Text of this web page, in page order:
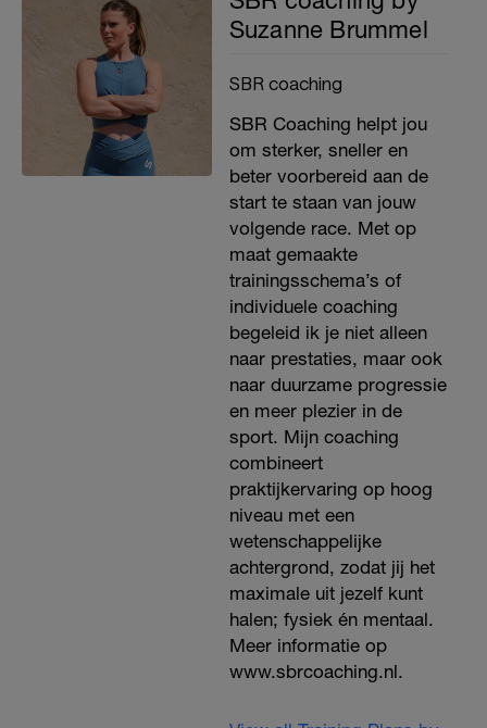
Suzanne Brummel
SBR coaching
SBR Coaching helpt jou
om sterker, sneller en
beter voorbereid aan de
start te staan van jouw
volgende race. Met op
maat gemaakte
trainingsschema’s of
individuele coaching
begeleid ik je niet alleen
naar prestaties, maar ook
naar duurzame progressie
en meer plezier in de
sport. Mijn coaching
combineert
praktijkervaring op hoog
niveau met een
wetenschappelijke
achtergrond, zodat jij het
maximale uit jezelf kunt
halen; fysiek én mentaal.
Meer informatie op
www.sbrcoaching.nl.